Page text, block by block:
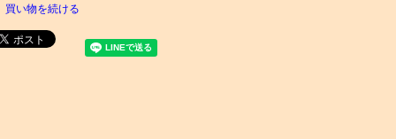
買い物を続ける